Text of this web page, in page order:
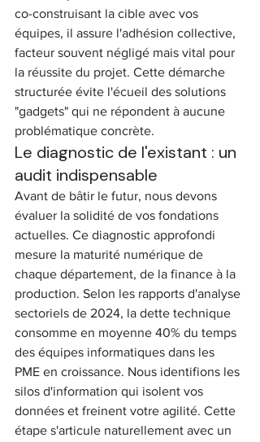
co-construisant la cible avec vos
équipes, il assure l'adhésion collective,
facteur souvent négligé mais vital pour
la réussite du projet. Cette démarche
structurée évite l'écueil des solutions
"gadgets" qui ne répondent à aucune
problématique concrète.
Le diagnostic de l'existant : un
audit indispensable
Avant de bâtir le futur, nous devons
évaluer la solidité de vos fondations
actuelles. Ce diagnostic approfondi
mesure la maturité numérique de
chaque département, de la finance à la
production. Selon les rapports d'analyse
sectoriels de 2024, la dette technique
consomme en moyenne 40% du temps
des équipes informatiques dans les
PME en croissance. Nous identifions les
silos d'information qui isolent vos
données et freinent votre agilité. Cette
étape s'articule naturellement avec un